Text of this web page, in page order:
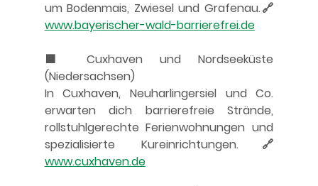
www.bayerischer-wald-barrierefrei.de
🟩 Cuxhaven und Nordseeküste
(Niedersachsen)
In Cuxhaven, Neuharlingersiel und Co.
erwarten dich barrierefreie Strände,
rollstuhlgerechte Ferienwohnungen und
www.cuxhaven.de